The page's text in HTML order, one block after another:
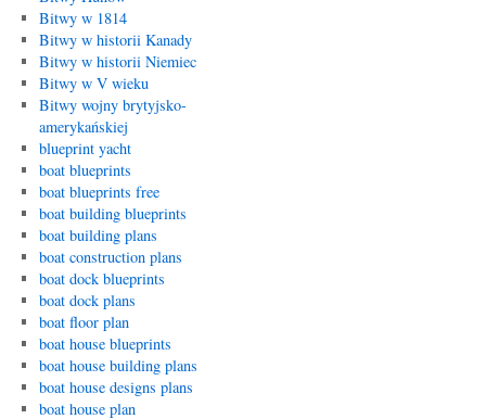
Bitwy w 1814
Bitwy w historii Kanady
Bitwy w historii Niemiec
Bitwy w V wieku
Bitwy wojny brytyjsko-
amerykańskiej
blueprint yacht
boat blueprints
boat blueprints free
boat building blueprints
boat building plans
boat construction plans
boat dock blueprints
boat dock plans
boat floor plan
boat house blueprints
boat house building plans
boat house designs plans
boat house plan